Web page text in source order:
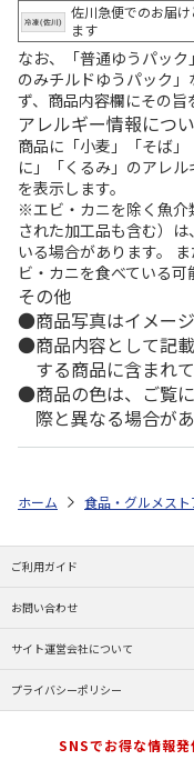
佐川急便でのお届け
ます
なお、「普通ゆうパッ
のみチルドゆうパック
ず、商品内容欄にその旨
アレルギー情報につ
商品に「小麦」「そば
に」「くるみ」のアレ
を表示します。
※エビ・カニを除く魚介
された加工品も含む）
いる場合があります。
ビ・カニを食べている可
その他
商品写真はイメージ
商品内容として記
する商品に含まれ
商品の色は、ご覧
際と異なる場合があ
ホーム 食品・グルメスト
ご利用ガイド
お問い合わせ
サイト運営会社について
プライバシーポリシー
SNSでお得な情報発